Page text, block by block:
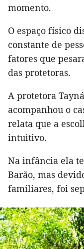
momento.
O espaço físico
constante de
fatores que
das protetoras.
A protetora
acompanhou o
relata que a
intuitivo.
Na infância ela
Barão, mas
familiares, foi